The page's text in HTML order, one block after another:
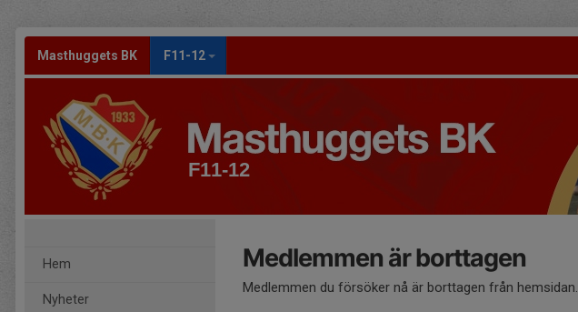
Masthuggets BK F11-12
F11-12
Hem
Nyheter
Medlemmen är borttagen
Medlemmen du försöker nå är borttagen från hemsidan.